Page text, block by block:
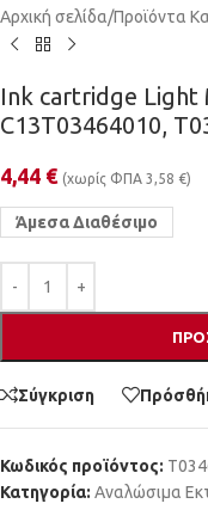
Αρχική σελίδα/Προϊόντα
Ink cartridge Light
C13T03464010,
4,44 € (χωρίς ΦΠΑ 3,58 €)
Άμεσα Διαθέσιμο
Σύγκριση
Κωδικός προϊόντος:
Κατηγορία: Αναλώσιμα